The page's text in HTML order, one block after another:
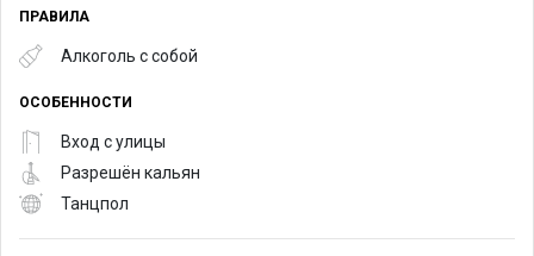
ПРАВИЛА
Алкоголь с собой
ОСОБЕННОСТИ
Вход с улицы
Разрешён кальян
Танцпол